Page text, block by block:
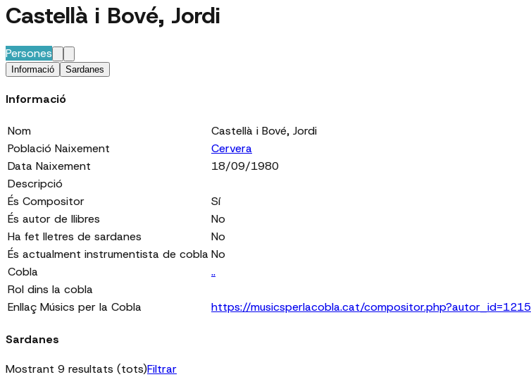
Castellà i Bové, Jordi
Persones
Informació Sardanes
Informació
Nom
Castellà i Bové, Jordi
Població Naixement
Cervera
Data Naixement
18/09/1980
Descripció
És Compositor
Sí
És autor de llibres
No
Ha fet lletres de sardanes
No
És actualment instrumentista de cobla No
Cobla
..
Rol dins la cobla
Enllaç Músics per la Cobla
https://musicsperlacobla.cat/compositor.php?autor_id=1215
Sardanes
Mostrant 9 resultats (tots)Filtrar